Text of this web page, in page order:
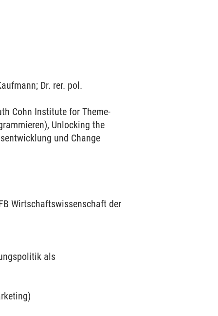
Dr. rer. pol.
Cohn Institute for Theme-
Unlocking the
und Change
Wirtschaftswissenschaft der
als